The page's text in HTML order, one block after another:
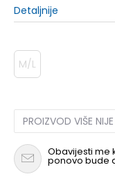
Detaljnije
M/L
PROIZVOD VIŠE
Obavijesti me
ponovo bude